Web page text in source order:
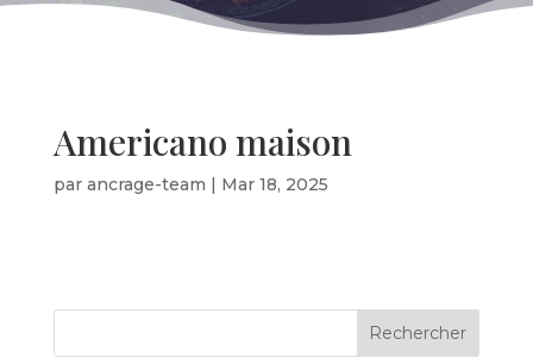
Americano maison
par ancrage-team | Mar 18, 2025
Rechercher